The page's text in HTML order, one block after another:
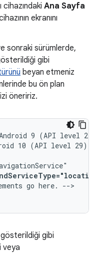
cihazındaki Ana Sayfa
ekranını
sonraki sürümlerde,
gibi
beyan etmeniz
bu ön plan
öneririz.
9 (API level 28)
10 (API level 29)
go here.
-->
gibi
veya